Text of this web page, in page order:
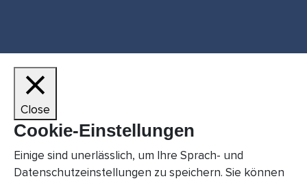
Close
Cookie-Einstellungen
Einige sind unerlässlich, um Ihre Sprach- und
Datenschutzeinstellungen zu speichern. Sie können